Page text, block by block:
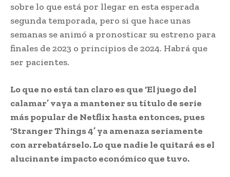
sobre lo que está por llegar en esta esperada
segunda temporada, pero si que hace unas
semanas se animó a pronosticar su estreno para
finales de 2023 o principios de 2024. Habrá que
ser pacientes.
Lo que no está tan claro es que ‘El juego del
calamar’ vaya a mantener su título de serie
más popular de Netflix hasta entonces, pues
‘Stranger Things 4’ ya amenaza seriamente
con arrebatárselo. Lo que nadie le quitará es el
alucinante impacto económico que tuvo.